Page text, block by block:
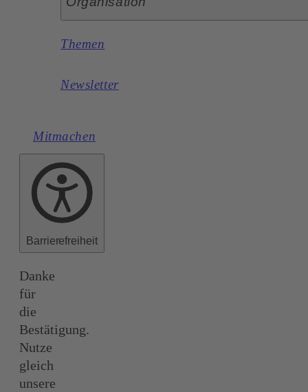
Themen
Newsletter
Mitmachen
Barrierefreiheit
Danke
für
die
Bestätigung.
Nutze
gleich
unsere